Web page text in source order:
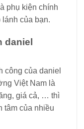
phụ kiện chính
lánh của bạn.
daniel
công của daniel
Việt Nam là
giá cả, … thì
tâm của nhiều